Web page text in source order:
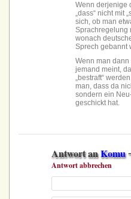
Wenn derjenige
„dass“ nicht mit
sich, ob man
Sprachregelung
wonach
Sprech gebannt
Wenn man
jemand meint,
„bestraft“
man, dass da
sondern ein
geschickt hat.
Antwort anKomu
Antwort abbrechen